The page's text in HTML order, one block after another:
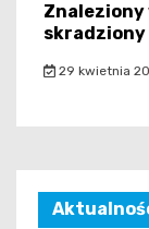
Znaleziony
skradziony
29 kwietnia